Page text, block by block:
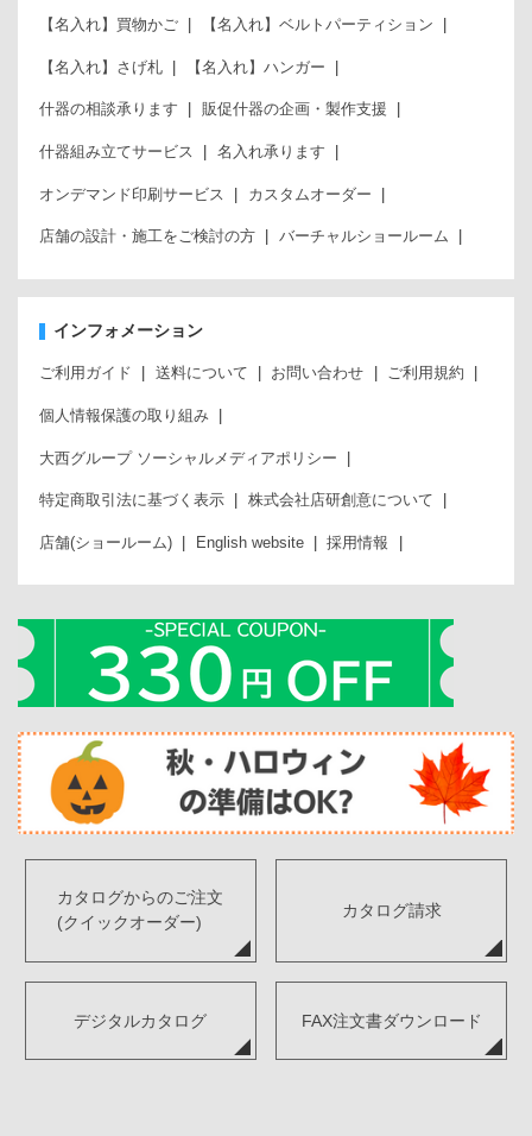
【名入れ】買物かご 【名入れ】ベルトパーティション
【名入れ】さげ札 【名入れ】ハンガー
什器の相談承ります 販促什器の企画・製作支援
什器組み立てサービス 名入れ承ります
オンデマンド印刷サービス カスタムオーダー
店舗の設計・施工をご検討の方 バーチャルショールーム
インフォメーション
ご利用ガイド 送料について お問い合わせ ご利用規約
個人情報保護の取り組み
大西グループ ソーシャルメディアポリシー
特定商取引法に基づく表示 株式会社店研創意について
店舗(ショールーム) English website 採用情報
カタログからのご注文
(クイックオーダー)
カタログ請求
デジタルカタログ FAX注文書ダウンロード